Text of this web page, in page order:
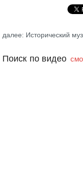
далее: Исторический
Поиск по видео